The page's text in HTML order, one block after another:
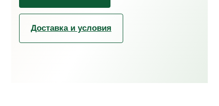
Доставка и условия